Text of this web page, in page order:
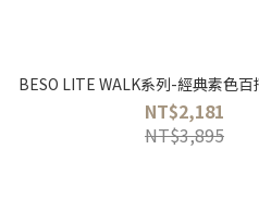
BESO LITE WALK系列-經典素色
NT$2,181
NT$3,895